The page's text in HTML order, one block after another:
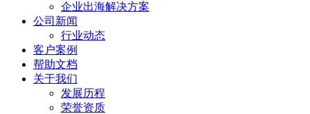
企业出海解决方案
公司新闻
行业动态
客户案例
帮助文档
关于我们
发展历程
荣誉资质